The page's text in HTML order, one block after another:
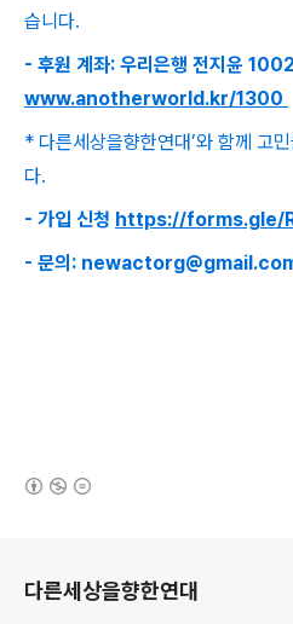
습니다.
- 후원 계좌: 우리은행 전지윤
www.anotherworld.kr/1300
* 다른세상을향한연대’와 함께 고
다.
- 가입 신청 https://forms.gle/
- 문의:
다른세상을향한연대